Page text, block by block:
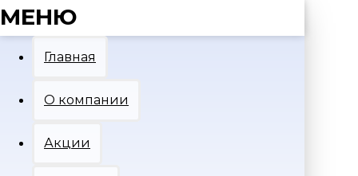
МЕНЮ
Главная
О компании
Акции